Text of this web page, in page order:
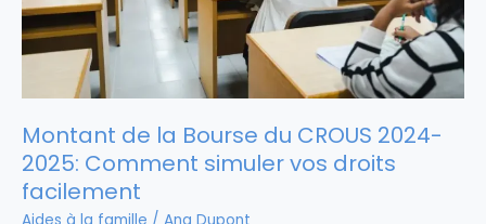
Montant de la Bourse du CROUS 2024-
2025: Comment simuler vos droits
facilement